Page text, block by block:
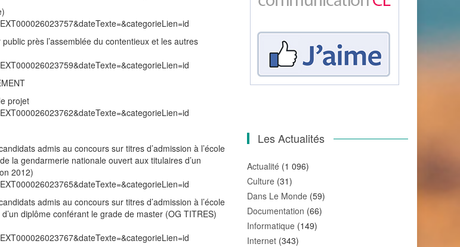
près l’assemblée du contentieux et les autres
projet
admis au concours sur titres d’admission à l’école
la gendarmerie nationale ouvert aux titulaires d’un
2012)
admis au concours sur titres d’admission à l’école
diplôme conférant le grade de master (OG TITRES)
Les Actualités
Actualité (1 096)
Culture (31)
Dans Le Monde (59)
Documentation (66)
Informatique (149)
Internet (343)